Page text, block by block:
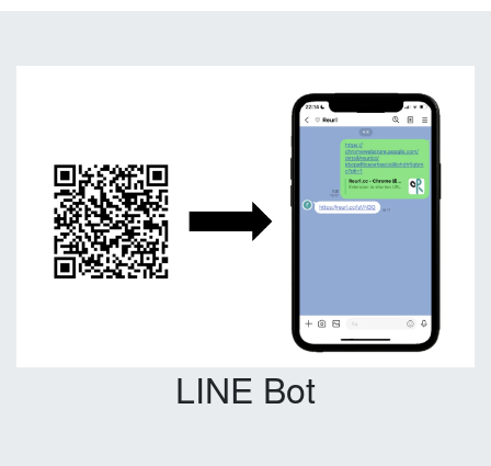
LINE Bot